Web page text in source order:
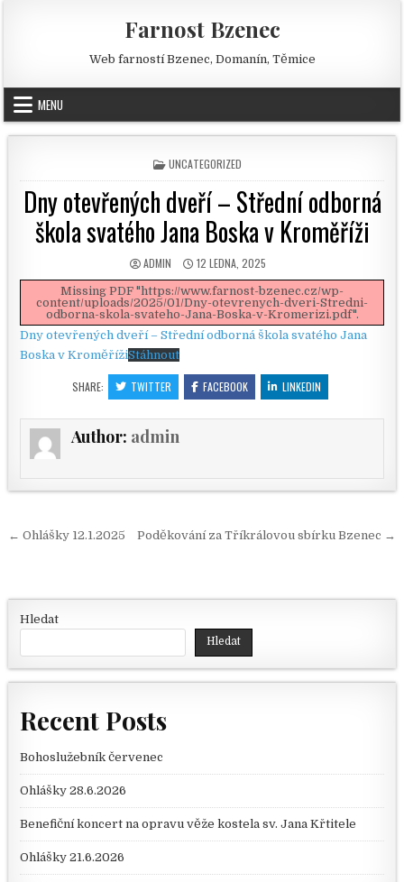
Farnost Bzenec
Web farností Bzenec, Domanín, Těmice
MENU
POSTED IN
UNCATEGORIZED
Dny otevřených dveří – Střední odborná
škola svatého Jana Boska v Kroměříži
AUTHOR:
ADMIN PUBLISHED DATE:
12 LEDNA, 2025
Missing PDF "https://www.farnost-bzenec.cz/wp-
content/uploads/2025/01/Dny-otevrenych-dveri-Stredni-
odborna-skola-svateho-Jana-Boska-v-Kromerizi.pdf".
Dny otevřených dveří – Střední odborná škola svatého Jana
Boska v KroměřížiStáhnout
SHARE: TWITTER FACEBOOK LINKEDIN
Author: admin
Navigace pro příspěvek
Poděkování za Tříkrálovou sbírku Bzenec →
← Ohlášky 12.1.2025
Hledat
Hledat
Recent Posts
Bohoslužebník červenec
Ohlášky 28.6.2026
Benefiční koncert na opravu věže kostela sv. Jana Křtitele
Ohlášky 21.6.2026